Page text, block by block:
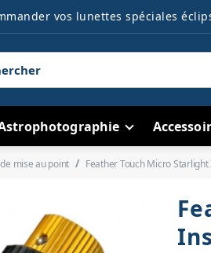
vos lunettes spéciales
mise au point Feather Touch Micro